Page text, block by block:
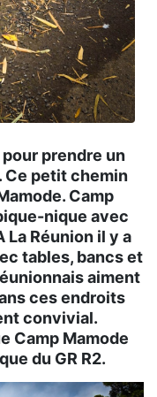
prendre un
Ce petit chemin
Camp
nique avec
La Réunion il y a
tables, bancs et
aiment
ces endroits
convivial.
Camp Mamode
du GR R2.